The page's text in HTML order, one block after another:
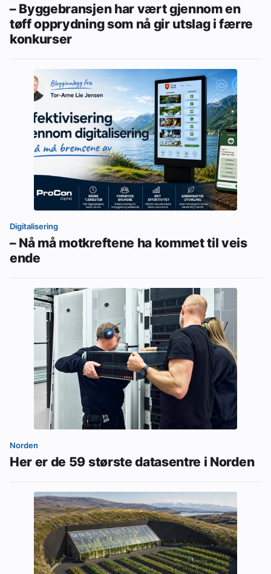
– Byggebransjen har vært gjennom en
tøff opprydning som nå gir utslag i færre
konkurser
Digitalisering
– Nå må motkreftene ha kommet til veis
ende
Norden
Her er de 59 største datasentre i Norden